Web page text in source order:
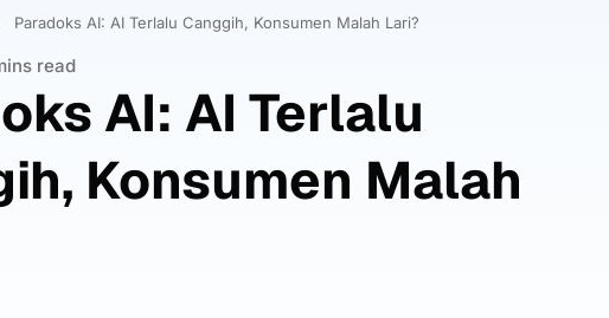
Paradoks AI: AI Terlalu Canggih, Konsumen Malah Lari?
read
AI: AI Terlalu
Konsumen Malah